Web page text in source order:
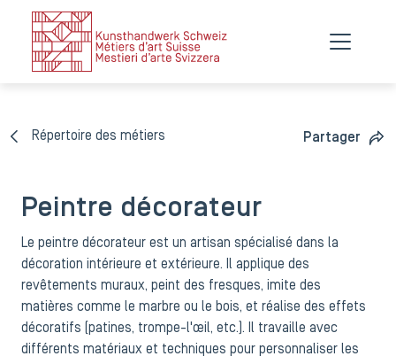
Répertoire des métiers Partager
Peintre décorateur
Le peintre décorateur est un artisan spécialisé dans la
décoration intérieure et extérieure. Il applique des
revêtements muraux, peint des fresques, imite des
matières comme le marbre ou le bois, et réalise des effets
décoratifs (patines, trompe-l'œil, etc.). Il travaille avec
différents matériaux et techniques pour personnaliser les